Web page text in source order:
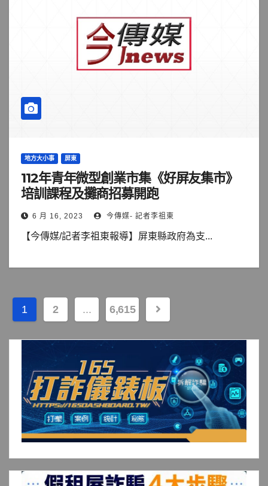
地方大小事 屏東
112年青年微型創業市集《好屏友集市》
培訓課程及攤商招募開跑
6 月 16, 2023 今傳媒- 記者李祖東
【今傳媒/記者李祖東報導】屏東縣政府為支...
文
章
頁
1 2 ... 6,615